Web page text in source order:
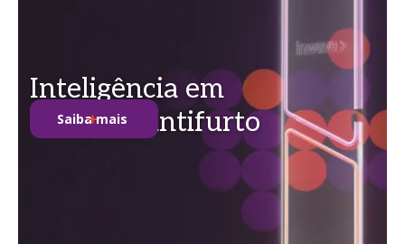
Inteligência em
soluções antifurto
Saiba mais